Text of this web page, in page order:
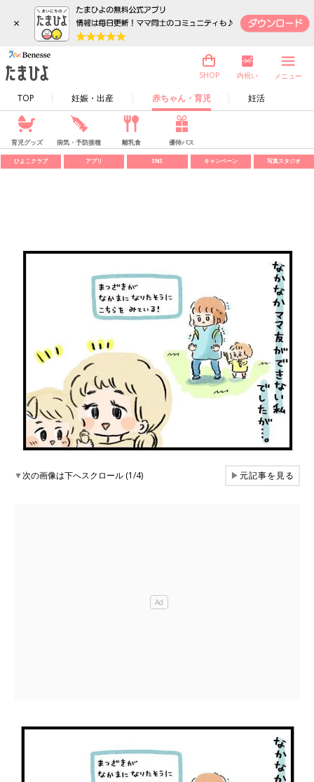
×
TOP 妊娠・出産 赤ちゃん・育児 妊活
SHOP 内祝い メニュー
育児グッズ 病気・予防接種 離乳食 優待パス
ひよこクラブ アプリ SNS キャンペーン 写真スタジオ
▼次の画像は下へスクロール (1/4) ▶元記事を見る